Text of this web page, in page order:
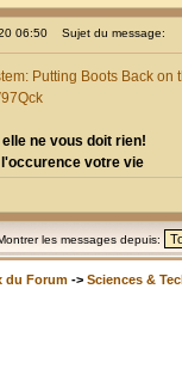
06:50 Sujet du message:
Putting Boots Back on
ne vous doit rien!
l'occurence votre vie
les messages depuis:
du Forum -> Sciences &